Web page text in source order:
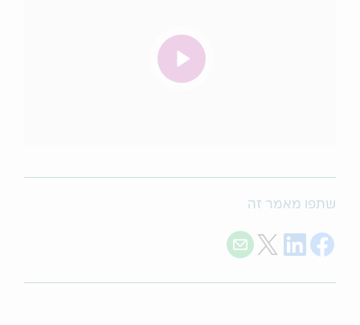
שתפו מאמר זה
Share on Facebook
Share on LinkedIn
Share on Twitter
Share with E-mail